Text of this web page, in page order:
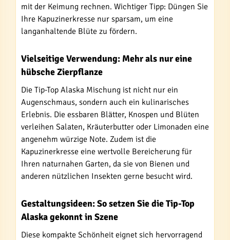
mit der Keimung rechnen. Wichtiger Tipp: Düngen Sie
Ihre Kapuzinerkresse nur sparsam, um eine
langanhaltende Blüte zu fördern.
Vielseitige Verwendung: Mehr als nur eine
hübsche Zierpflanze
Die Tip-Top Alaska Mischung ist nicht nur ein
Augenschmaus, sondern auch ein kulinarisches
Erlebnis. Die essbaren Blätter, Knospen und Blüten
verleihen Salaten, Kräuterbutter oder Limonaden eine
angenehm würzige Note. Zudem ist die
Kapuzinerkresse eine wertvolle Bereicherung für
Ihren naturnahen Garten, da sie von Bienen und
anderen nützlichen Insekten gerne besucht wird.
Gestaltungsideen: So setzen Sie die Tip-Top
Alaska gekonnt in Szene
Diese kompakte Schönheit eignet sich hervorragend